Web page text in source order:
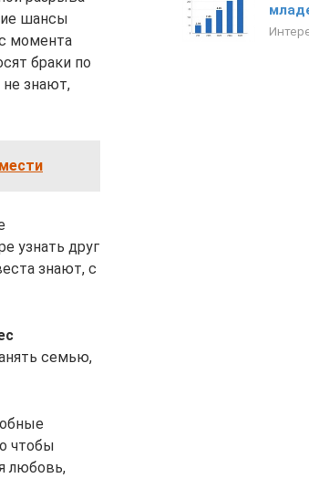
шансы
момента
браки по
знают,
узнать друг
знают, с
семью,
чтобы
любовь,